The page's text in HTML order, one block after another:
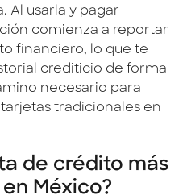
Al usarla y pagar
comienza a reportar
financiero, lo que te
crediticio de forma
necesario para
tradicionales en
de crédito más
México?